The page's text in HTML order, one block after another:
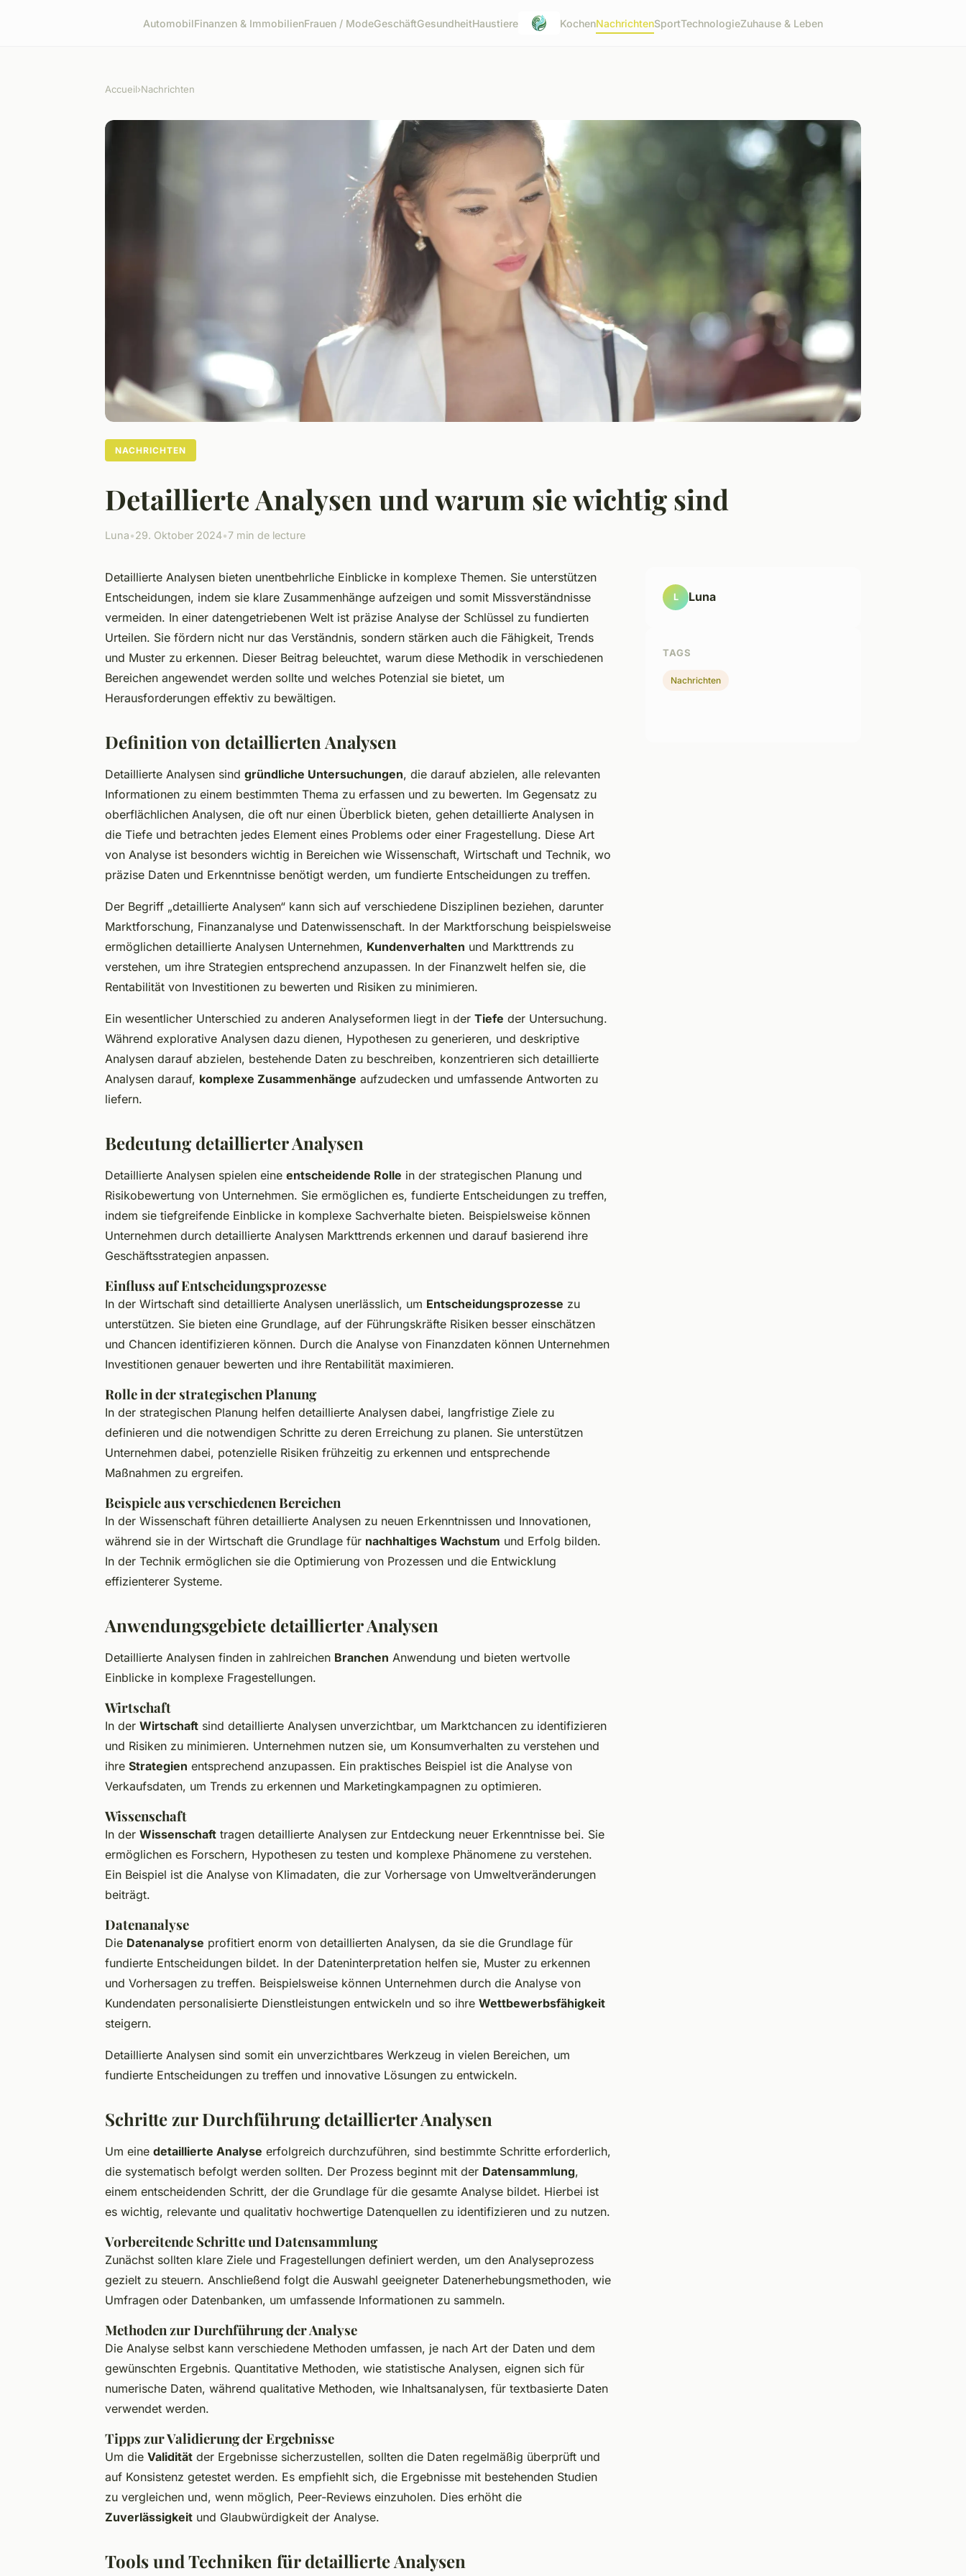
AutomobilFinanzen & ImmobilienFrauen / ModeGeschäftGesundheitHaustiere KochenNachrichtenSportTechnologieZuhause & Leben
Accueil›Nachrichten
NACHRICHTEN
Detaillierte Analysen und warum sie wichtig sind
Luna•29. Oktober 2024•7 min de lecture
Detaillierte Analysen bieten unentbehrliche Einblicke in komplexe Themen. Sie unterstützen
Entscheidungen, indem sie klare Zusammenhänge aufzeigen und somit Missverständnisse
vermeiden. In einer datengetriebenen Welt ist präzise Analyse der Schlüssel zu fundierten
Urteilen. Sie fördern nicht nur das Verständnis, sondern stärken auch die Fähigkeit, Trends
und Muster zu erkennen. Dieser Beitrag beleuchtet, warum diese Methodik in verschiedenen
Bereichen angewendet werden sollte und welches Potenzial sie bietet, um
Herausforderungen effektiv zu bewältigen.
Definition von detaillierten Analysen
Detaillierte Analysen sind gründliche Untersuchungen, die darauf abzielen, alle relevanten
Informationen zu einem bestimmten Thema zu erfassen und zu bewerten. Im Gegensatz zu
oberflächlichen Analysen, die oft nur einen Überblick bieten, gehen detaillierte Analysen in
die Tiefe und betrachten jedes Element eines Problems oder einer Fragestellung. Diese Art
von Analyse ist besonders wichtig in Bereichen wie Wissenschaft, Wirtschaft und Technik, wo
präzise Daten und Erkenntnisse benötigt werden, um fundierte Entscheidungen zu treffen.
Der Begriff „detaillierte Analysen“ kann sich auf verschiedene Disziplinen beziehen, darunter
Marktforschung, Finanzanalyse und Datenwissenschaft. In der Marktforschung beispielsweise
ermöglichen detaillierte Analysen Unternehmen, Kundenverhalten und Markttrends zu
verstehen, um ihre Strategien entsprechend anzupassen. In der Finanzwelt helfen sie, die
Rentabilität von Investitionen zu bewerten und Risiken zu minimieren.
Ein wesentlicher Unterschied zu anderen Analyseformen liegt in der Tiefe der Untersuchung.
Während explorative Analysen dazu dienen, Hypothesen zu generieren, und deskriptive
Analysen darauf abzielen, bestehende Daten zu beschreiben, konzentrieren sich detaillierte
Analysen darauf, komplexe Zusammenhänge aufzudecken und umfassende Antworten zu
liefern.
Bedeutung detaillierter Analysen
Detaillierte Analysen spielen eine entscheidende Rolle in der strategischen Planung und
Risikobewertung von Unternehmen. Sie ermöglichen es, fundierte Entscheidungen zu treffen,
indem sie tiefgreifende Einblicke in komplexe Sachverhalte bieten. Beispielsweise können
Unternehmen durch detaillierte Analysen Markttrends erkennen und darauf basierend ihre
Geschäftsstrategien anpassen.
Einfluss auf Entscheidungsprozesse
In der Wirtschaft sind detaillierte Analysen unerlässlich, um Entscheidungsprozesse zu
unterstützen. Sie bieten eine Grundlage, auf der Führungskräfte Risiken besser einschätzen
und Chancen identifizieren können. Durch die Analyse von Finanzdaten können Unternehmen
Investitionen genauer bewerten und ihre Rentabilität maximieren.
Rolle in der strategischen Planung
In der strategischen Planung helfen detaillierte Analysen dabei, langfristige Ziele zu
definieren und die notwendigen Schritte zu deren Erreichung zu planen. Sie unterstützen
Unternehmen dabei, potenzielle Risiken frühzeitig zu erkennen und entsprechende
Maßnahmen zu ergreifen.
Beispiele aus verschiedenen Bereichen
In der Wissenschaft führen detaillierte Analysen zu neuen Erkenntnissen und Innovationen,
während sie in der Wirtschaft die Grundlage für nachhaltiges Wachstum und Erfolg bilden.
In der Technik ermöglichen sie die Optimierung von Prozessen und die Entwicklung
effizienterer Systeme.
Anwendungsgebiete detaillierter Analysen
Detaillierte Analysen finden in zahlreichen Branchen Anwendung und bieten wertvolle
Einblicke in komplexe Fragestellungen.
Wirtschaft
In der Wirtschaft sind detaillierte Analysen unverzichtbar, um Marktchancen zu identifizieren
und Risiken zu minimieren. Unternehmen nutzen sie, um Konsumverhalten zu verstehen und
ihre Strategien entsprechend anzupassen. Ein praktisches Beispiel ist die Analyse von
Verkaufsdaten, um Trends zu erkennen und Marketingkampagnen zu optimieren.
Wissenschaft
In der Wissenschaft tragen detaillierte Analysen zur Entdeckung neuer Erkenntnisse bei. Sie
ermöglichen es Forschern, Hypothesen zu testen und komplexe Phänomene zu verstehen.
Ein Beispiel ist die Analyse von Klimadaten, die zur Vorhersage von Umweltveränderungen
beiträgt.
Datenanalyse
Die Datenanalyse profitiert enorm von detaillierten Analysen, da sie die Grundlage für
fundierte Entscheidungen bildet. In der Dateninterpretation helfen sie, Muster zu erkennen
und Vorhersagen zu treffen. Beispielsweise können Unternehmen durch die Analyse von
Kundendaten personalisierte Dienstleistungen entwickeln und so ihre Wettbewerbsfähigkeit
steigern.
Detaillierte Analysen sind somit ein unverzichtbares Werkzeug in vielen Bereichen, um
fundierte Entscheidungen zu treffen und innovative Lösungen zu entwickeln.
Schritte zur Durchführung detaillierter Analysen
Um eine detaillierte Analyse erfolgreich durchzuführen, sind bestimmte Schritte erforderlich,
die systematisch befolgt werden sollten. Der Prozess beginnt mit der Datensammlung,
einem entscheidenden Schritt, der die Grundlage für die gesamte Analyse bildet. Hierbei ist
es wichtig, relevante und qualitativ hochwertige Datenquellen zu identifizieren und zu nutzen.
Vorbereitende Schritte und Datensammlung
Zunächst sollten klare Ziele und Fragestellungen definiert werden, um den Analyseprozess
gezielt zu steuern. Anschließend folgt die Auswahl geeigneter Datenerhebungsmethoden, wie
Umfragen oder Datenbanken, um umfassende Informationen zu sammeln.
Methoden zur Durchführung der Analyse
Die Analyse selbst kann verschiedene Methoden umfassen, je nach Art der Daten und dem
gewünschten Ergebnis. Quantitative Methoden, wie statistische Analysen, eignen sich für
numerische Daten, während qualitative Methoden, wie Inhaltsanalysen, für textbasierte Daten
verwendet werden.
Tipps zur Validierung der Ergebnisse
Um die Validität der Ergebnisse sicherzustellen, sollten die Daten regelmäßig überprüft und
auf Konsistenz getestet werden. Es empfiehlt sich, die Ergebnisse mit bestehenden Studien
zu vergleichen und, wenn möglich, Peer-Reviews einzuholen. Dies erhöht die
Zuverlässigkeit und Glaubwürdigkeit der Analyse.
Tools und Techniken für detaillierte Analysen
L Luna
TAGS
Nachrichten